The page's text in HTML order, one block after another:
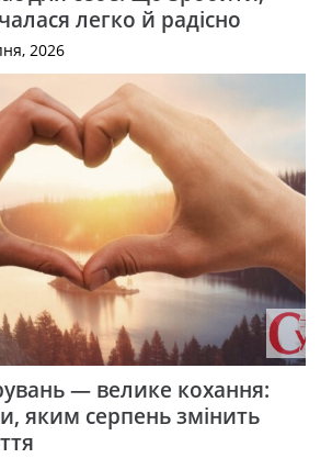
легко й радісно
2026
— велике кохання:
яким серпень змінить